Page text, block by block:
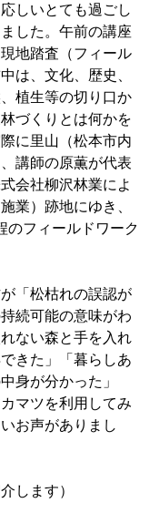
しいとても過ごし
した。午前の講座
現地踏査（フィール
は、文化、歴史、
植生等の切り口か
づくりとは何かを
に里山（松本市内
講師の原薫が代表
会社柳沢林業によ
業）跡地にゆき、
のフィールドワーク
「松枯れの誤認が
続可能の意味がわ
ない森と手を入れ
きた」「暮らしあ
身が分かった」
マツを利用してみ
お声がありまし
します）